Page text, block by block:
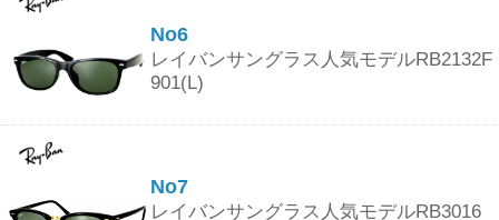
No6
レイバンサングラス人気モデルRB2132F
901(L)
No7
レイバンサングラス人気モデルRB3016